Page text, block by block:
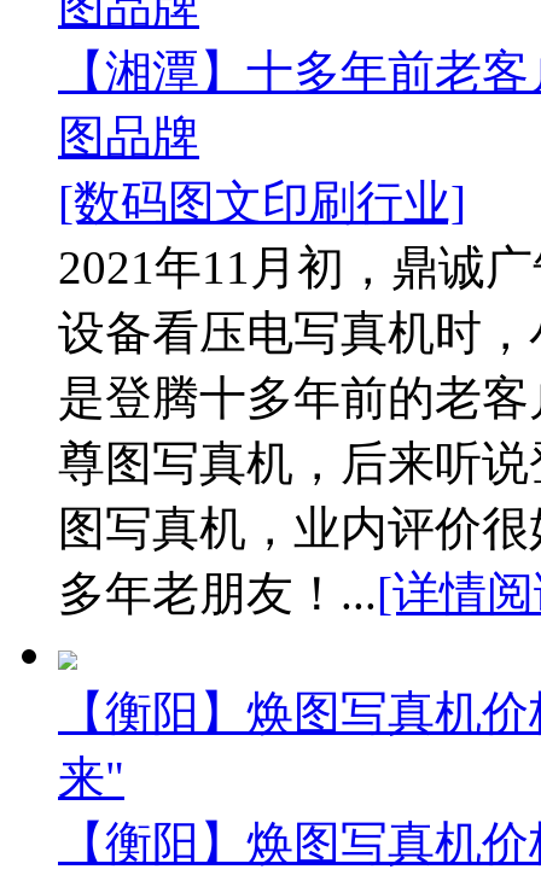
【湘潭】十多年前老
图品牌
[数码图文印刷行业]
2021年11月初，鼎诚
设备看压电写真机时
是登腾十多年前的老
尊图写真机，后来听
图写真机，业内评价
多年老朋友！...[详情
【衡阳】焕图写真机
来"
【衡阳】焕图写真机